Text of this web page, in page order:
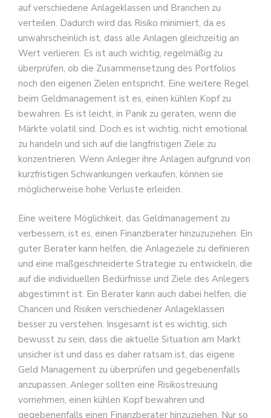
auf verschiedene Anlageklassen und Branchen zu
verteilen. Dadurch wird das Risiko minimiert, da es
unwahrscheinlich ist, dass alle Anlagen gleichzeitig an
Wert verlieren. Es ist auch wichtig, regelmäßig zu
überprüfen, ob die Zusammensetzung des Portfolios
noch den eigenen Zielen entspricht. Eine weitere Regel
beim Geldmanagement ist es, einen kühlen Kopf zu
bewahren. Es ist leicht, in Panik zu geraten, wenn die
Märkte volatil sind. Doch es ist wichtig, nicht emotional
zu handeln und sich auf die langfristigen Ziele zu
konzentrieren. Wenn Anleger ihre Anlagen aufgrund von
kurzfristigen Schwankungen verkaufen, können sie
möglicherweise hohe Verluste erleiden.
Eine weitere Möglichkeit, das Geldmanagement zu
verbessern, ist es, einen Finanzberater hinzuzuziehen. Ein
guter Berater kann helfen, die Anlageziele zu definieren
und eine maßgeschneiderte Strategie zu entwickeln, die
auf die individuellen Bedürfnisse und Ziele des Anlegers
abgestimmt ist. Ein Berater kann auch dabei helfen, die
Chancen und Risiken verschiedener Anlageklassen
besser zu verstehen. Insgesamt ist es wichtig, sich
bewusst zu sein, dass die aktuelle Situation am Markt
unsicher ist und dass es daher ratsam ist, das eigene
Geld Management zu überprüfen und gegebenenfalls
anzupassen. Anleger sollten eine Risikostreuung
vornehmen, einen kühlen Kopf bewahren und
gegebenenfalls einen Finanzberater hinzuziehen. Nur so